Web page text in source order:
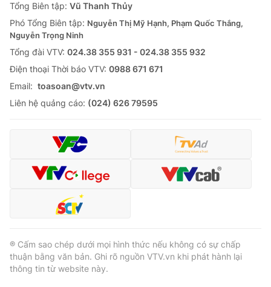
Tổng Biên tập: Vũ Thanh Thủy
Phó Tổng Biên tập: Nguyễn Thị Mỹ Hạnh, Phạm Quốc Thắng,
Nguyễn Trọng Ninh
Tổng đài VTV: 024.38 355 931 - 024.38 355 932
Ðiện thoại Thời báo VTV: 0988 671 671
Email: toasoan@vtv.vn
Liên hệ quảng cáo: (024) 626 79595
® Cấm sao chép dưới mọi hình thức nếu không có sự chấp
thuận bằng văn bản. Ghi rõ nguồn VTV.vn khi phát hành lại
thông tin từ website này.